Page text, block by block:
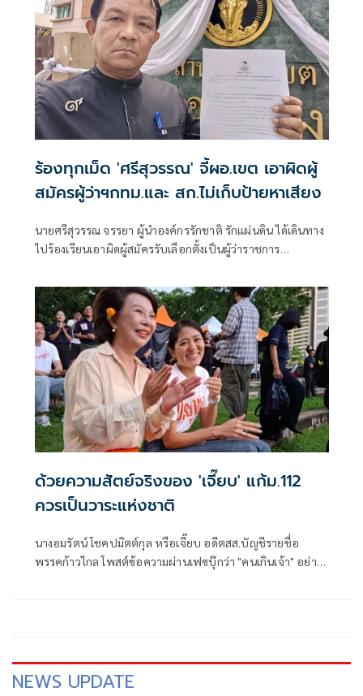
ร้องทุกเม็ด 'ศรีสุวรรณ' จี้ผอ.เขต เอาผิดผู้
สมัครผู้ว่าฯกทม.และ สก.ไม่เก็บป้ายหาเสียง
นายศรีสุวรรณ จรรยา ผู้นำองค์กรรักชาติ รักแผ่นดิน ได้เดินทาง
ไปร้องเรียนเอาผิดผู้สมัครรับเลือกตั้งเป็นผู้ว่าราชการ
กรุงเทพมหานครร (สก.) ที่ไม่ยอมเก็บป้ายหาเสียงของตน
ด้วยความสัตย์จริงของ 'เจี๊ยบ' แก้ม.112
ควรเป็นวาระแห่งชาติ
นางอมรัตน์ โชคปมิตต์กุล หรือเจี๊ยบ อดีตสส.บัญชีรายชื่อ
พรรคก้าวไกล โพสต์ข้อความผ่านเฟซบุ๊กว่า "คนเกินเจ้า" อย่าง
NEWS UPDATE